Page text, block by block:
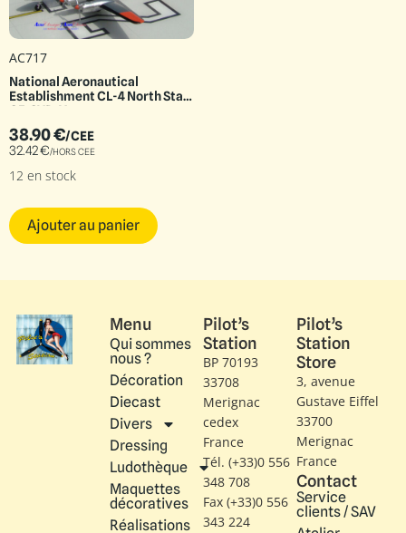
AC717
National Aeronautical
Establishment CL-4 North Star
CF-SVP-X
38.90€/CEE
32.42€/HORS CEE
12 en stock
Ajouter au panier
Menu
Qui sommes
nous ?
Décoration
Diecast
Divers
Dressing
Ludothèque
Maquettes
décoratives
Réalisations
Pilot’s
Station
BP 70193
33708
Merignac
cedex
France
Tél. (+33)0 556
348 708
Fax (+33)0 556
343 224
Pilot’s
Station
Store
3, avenue
Gustave Eiffel​
33700
Merignac
France
Contact
Service
clients / SAV